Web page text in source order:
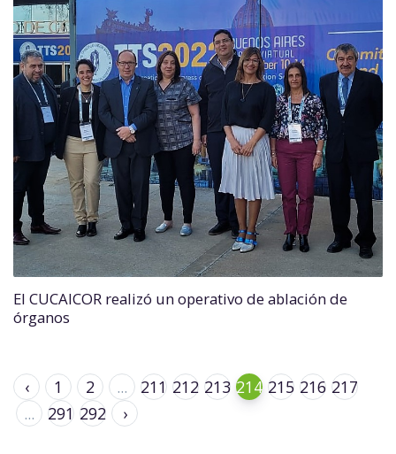
El CUCAICOR realizó un operativo de ablación de
órganos
‹ 1 2 ... 211 212 213 214 215 216 217
...
291 292 ›